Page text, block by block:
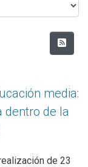
media:
dentro de la
de 23